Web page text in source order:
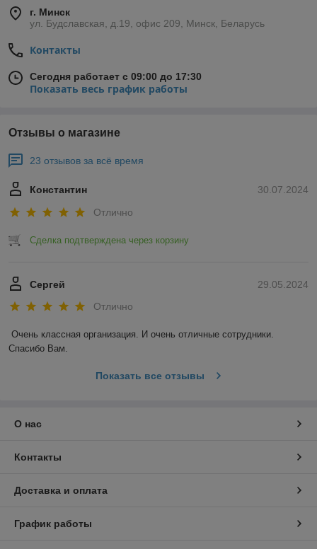
г. Минск
ул. Будславская, д.19, офис 209, Минск, Беларусь
Контакты
Сегодня работает с 09:00 до 17:30
Показать весь график работы
Отзывы о магазине
23 отзывов за всё время
30.07.2024
Константин
Отлично
Сделка подтверждена через корзину
29.05.2024
Сергей
Отлично
Очень классная организация. И очень отличные сотрудники.
Спасибо Вам.
Показать все отзывы
О нас
Контакты
Доставка и оплата
График работы